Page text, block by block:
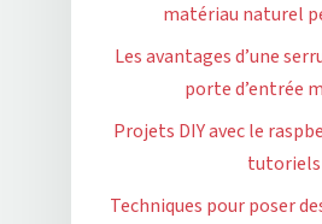
matériau naturel
Les avantages d’une
porte d’entrée
Projets DIY avec le
tutoriels
Techniques pour poser